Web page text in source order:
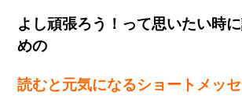
よし頑張ろう！って思いたい時
めの
読むと元気になるショートメッ